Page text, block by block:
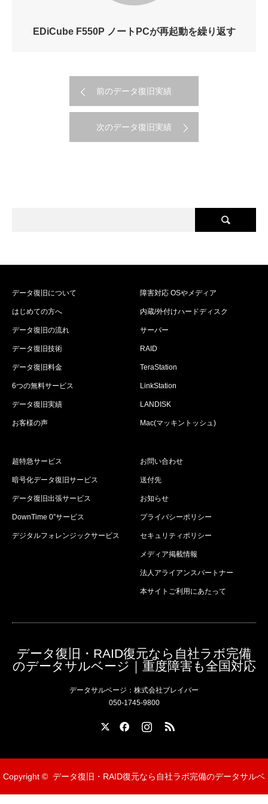
EDiCube F550P ノートPCが再起動を繰り返す
前のデータ復旧実績
次のデータ復旧実績
データ復旧について
はじめての方へ
データ復旧の流れ
データ復旧技術
データ復旧料金
6つの無料サービス
データ復旧実績
お客様の声
障害対応 OSやメディア
内蔵/外付けハードディスク
サーバー
RAID
TeraStation
LinkStation
LANDISK
Mac(マッキントッシュ)
超特急サービス
暗号化データ復旧サービス
データ復旧出張サービス
DownTime 0”サービス
デジタルフォレンジックサービス
お問い合わせ
送付先
お知らせ
プライバシーポリシー
セキュリティポリシー
メディア掲載情報
法人アライアンスパートナー
本サイトご利用にあたって
データ復旧・RAID復元なら自社ラボ完備
のデータサルベージ｜重度障害も全国対応
データサルベージ：株式会社ブレイバー
050-1745-9800
Copyright © データ復旧・RAID復元なら自社ラボ完備のデータサルベ